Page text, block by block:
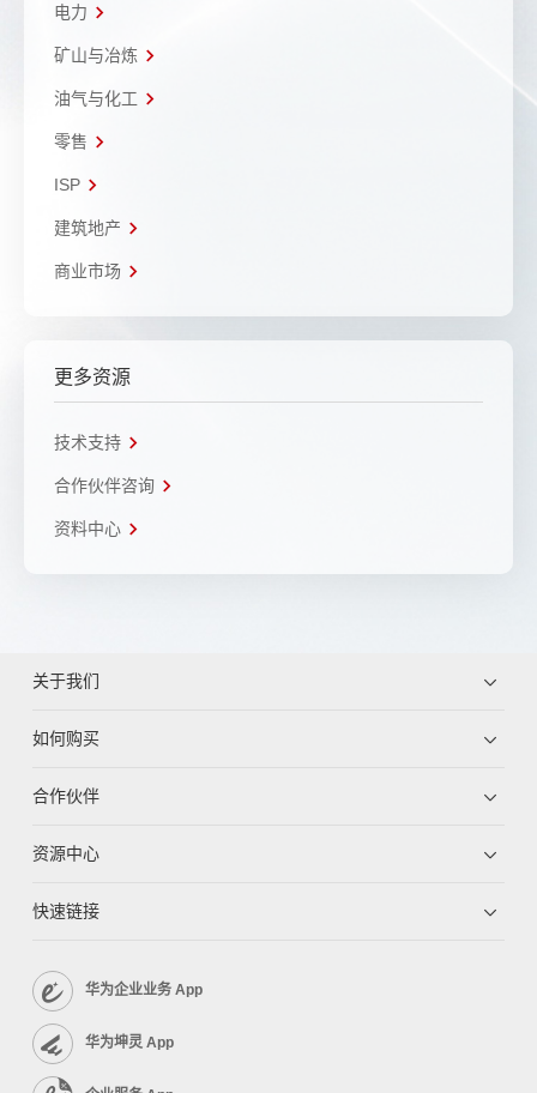
电力
矿山与冶炼
油气与化工
零售
ISP
建筑地产
商业市场
更多资源
技术支持
合作伙伴咨询
资料中心
关于我们
如何购买
合作伙伴
资源中心
快速链接
华为企业业务 App
华为坤灵 App